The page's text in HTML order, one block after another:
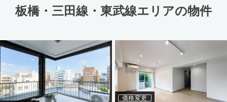
板橋・三田線・東武線エリアの物件
価格変更